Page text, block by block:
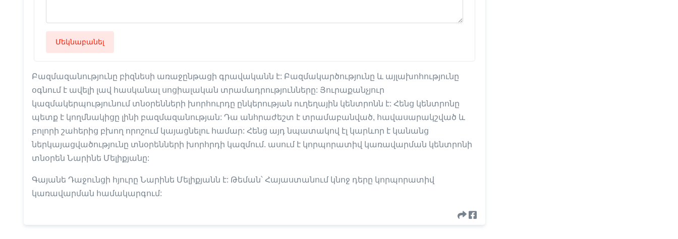
Մեկնաբանել
Բազմազանությունը բիզնեսի առաջընթացի գրավականն է: Բազմակարծությունը և այլախոհությունը
օգնում է ավելի լավ հասկանալ սոցիալական տրամադրությունները: Յուրաքանչյուր
կազմակերպությունում տնօրենների խորհուրդը ընկերության ուղեղային կենտրոնն է: Հենց կենտրոնը
պետք է կողմնակիցը լինի բազմազանության: Դա անհրաժեշտ է տրամաբանված, հավասարակշված և
բոլորի շահերից բխող որոշում կայացնելու համար: Հենց այդ նպատակով էլ կարևոր է կանանց
ներկայացվածությունը տնօրենների խորհրդի կազմում. ասում է կորպորատիվ կառավարման կենտրոնի
տնօրեն Նարինե Մելիքյանը:
Գայանե Դաջունցի հյուրը Նարինե Մելիքյանն է: Թեման՝ Հայաստանում կնոջ դերը կորպորատիվ
կառավարման համակարգում: